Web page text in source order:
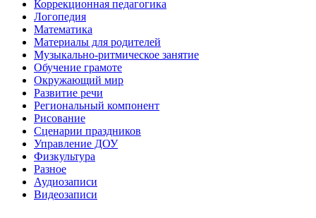
Коррекционная педагогика
Логопедия
Математика
Материалы для родителей
Музыкально-ритмическое занятие
Обучение грамоте
Окружающий мир
Развитие речи
Региональный компонент
Рисование
Сценарии праздников
Управление ДОУ
Физкультура
Разное
Аудиозаписи
Видеозаписи